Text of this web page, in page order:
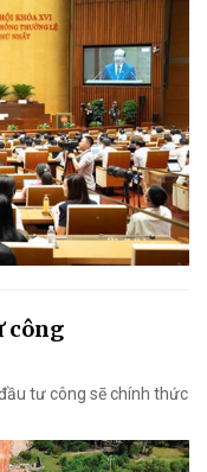
công
tư công sẽ chính thức